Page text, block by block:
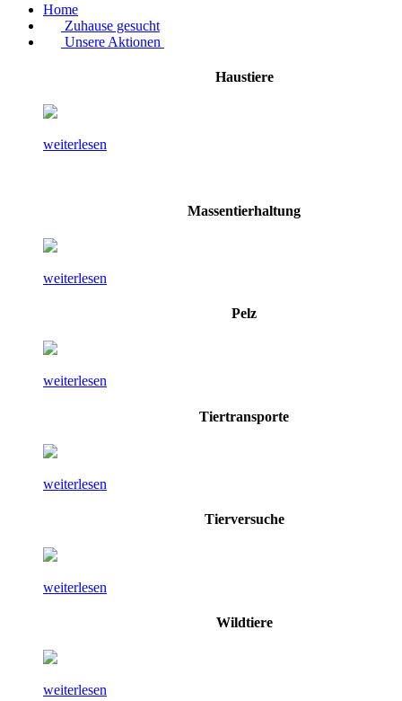
Home
Zuhause gesucht
Unsere Aktionen
Haustiere
weiterlesen
Massentierhaltung
weiterlesen
Pelz
weiterlesen
Tiertransporte
weiterlesen
Tierversuche
weiterlesen
Wildtiere
weiterlesen